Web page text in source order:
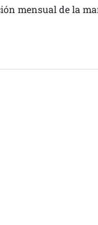
mensual de la